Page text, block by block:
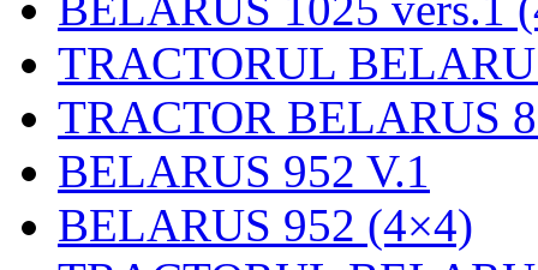
TRACTORUL
TRACTOR BELARUS
BELARUS 952 V.1
BELARUS 952 (4×4)